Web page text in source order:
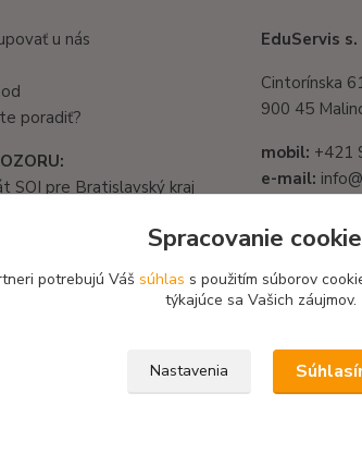
u nás
poradiť?
SOI pre Bratislavský kraj
EduServis s.
Cintorínska
900 45
mobil: +421
e-mail:
DIČ:
Spracovanie
potrebujú Váš súhlas s použitím súborov
týkajúce sa Vašich záujmov.
Nastavenia